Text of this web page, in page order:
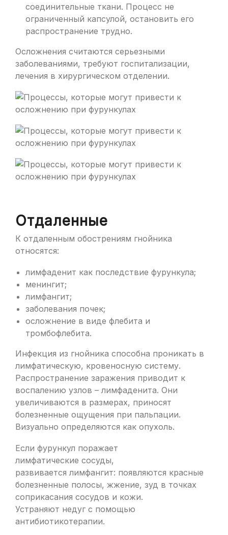
соединительные ткани. Процесс не
ограниченный капсулой, остановить его
распространение трудно.
Осложнения считаются серьезными
заболеваниями, требуют госпитализации,
лечения в хирургическом отделении.
Отдаленные
К отдаленным обострениям гнойника
относятся:
лимфаденит как последствие фурункула;
менингит;
лимфангит;
заболевания почек;
осложнение в виде флебита и
тромбофлебита.
Инфекция из гнойника способна проникать в
лимфатическую, кровеносную систему.
Распространение заражения приводит к
воспалению узлов – лимфаденита. Они
увеличиваются в размерах, приносят
болезненные ощущения при пальпации.
Визуально определяются как опухоль.
Если фурункул поражает
лимфатические сосуды,
развивается лимфангит: появляются красные
болезненные полосы, жжение, зуд в точках
соприкасания сосудов и кожи.
Устраняют недуг с помощью
антибиотикотерапии.